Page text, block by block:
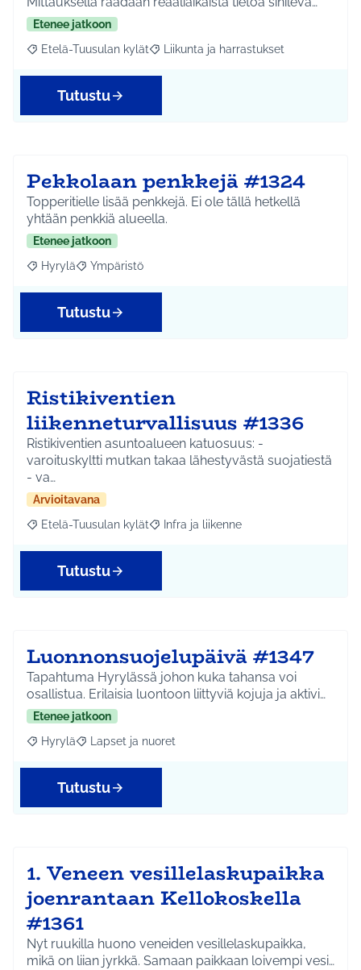
Etenee jatkoon
Rajaa tulokset aihepiirin mukaan: Etelä-Tuusulan kylät
Etelä-Tuusulan kylät Rajaa tulokset teeman mukaan:
Liikunta ja harrastukset
Tutustu
Pekkolaan penkkejä #1324
Topperitielle lisää penkkejä. Ei ole tällä hetkellä
yhtään penkkiä alueella.
Etenee jatkoon
Rajaa tulokset aihepiirin mukaan: Hyrylä
Hyrylä Rajaa tulokset teeman mukaan: Ympäristö
Ympäristö
Tutustu
Ristikiventien
liikenneturvallisuus #1336
Ristikiventien asuntoalueen katuosuus: -
varoituskyltti mutkan takaa lähestyvästä suojatiestä
- va…
Arvioitavana
Rajaa tulokset aihepiirin mukaan: Etelä-Tuusulan kylät
Etelä-Tuusulan kylät Rajaa tulokset teeman mukaan: Infra ja
Infra ja liikenne
Tutustu
Luonnonsuojelupäivä #1347
Tapahtuma Hyrylässä johon kuka tahansa voi
osallistua. Erilaisia luontoon liittyviä kojuja ja aktivi…
Etenee jatkoon
Rajaa tulokset aihepiirin mukaan: Hyrylä
Hyrylä Rajaa tulokset teeman mukaan: Lapset ja nuoret
Lapset ja nuoret
Tutustu
1. Veneen vesillelaskupaikka
joenrantaan Kellokoskella
#1361
Nyt ruukilla huono veneiden vesillelaskupaikka,
mikä on liian jyrkkä. Samaan paikkaan loivempi vesi…